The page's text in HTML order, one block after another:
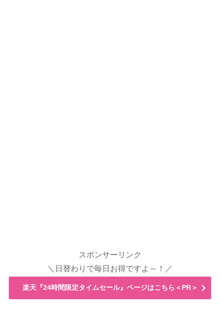
スポンサーリンク
＼日替わりで毎日お得ですよ～！／
楽天『24時間限定タイムセール』ページはこちら＜PR＞